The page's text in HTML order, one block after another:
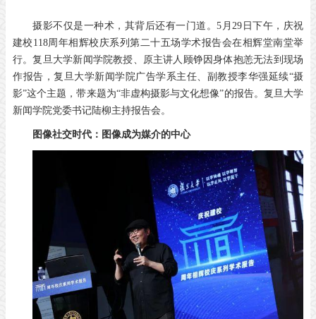
摄影不仅是一种术，其背后还有一门道。5月29日下午，庆祝
建校118周年相辉校庆系列第二十五场学术报告会在相辉堂南堂举
行。复旦大学新闻学院教授、原主讲人顾铮因身体抱恙无法到现场
作报告，复旦大学新闻学院广告学系主任、副教授李华强延续“摄
影”这个主题，带来题为“非虚构摄影与文化想像”的报告。复旦大学
新闻学院党委书记陆柳主持报告会。
图像社交时代： 图像成为媒介的中心